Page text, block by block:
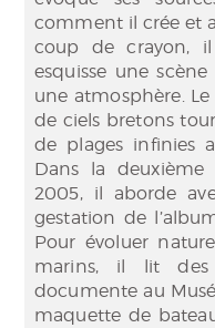
comment il crée et
coup de crayon,
esquisse une
une atmosphère.
de ciels bretons
de plages infinies
Dans la
2005, il aborde
gestation de
Pour évoluer
marins, il lit des
documente au
maquette de